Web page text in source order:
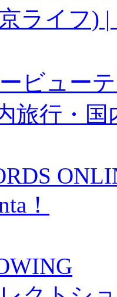
ライフ)
ビュー
内旅行・
！